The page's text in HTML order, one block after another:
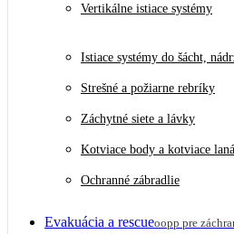
Vertikálne istiace systémy
Istiace systémy do šácht,
Strešné a požiarne rebríky
Záchytné siete a lávky
Kotviace body a kotviace laná
Ochranné zábradlie
Evakuácia a rescueoopp pre